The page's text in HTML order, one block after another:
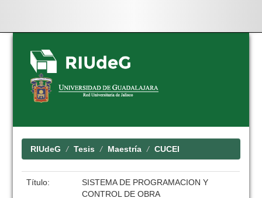
Skip
navigation
RIUdeG Tesis Maestría CUCEI
Título:
SISTEMA DE PROGRAMACION Y
CONTROL DE OBRA